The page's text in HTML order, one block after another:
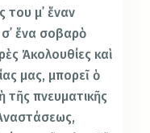
του μ᾿ ἕναν
ἕνα σοβαρὸ
Ἀκολουθίες καὶ
μας, μπορεῖ ὁ
τῆς πνευματικῆς